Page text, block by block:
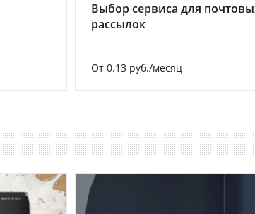
Выбор сервиса для
рассылок
От 0.13 руб./месяц